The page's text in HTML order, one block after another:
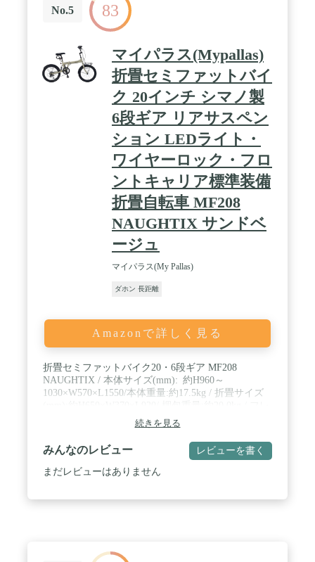
No.5 83
マイパラス(Mypallas)
折畳セミファットバイ
ク 20インチ シマノ製
6段ギア リアサスペン
ション LEDライト・
ワイヤーロック・フロ
ントキャリア標準装備
折畳自転車 MF208
NAUGHTIX サンドベ
ージュ
マイパラス(My Pallas)
ダホン 長距離
Amazonで詳しく見る
折畳セミファットバイク20・6段ギア MF208
NAUGHTIX / 本体サイズ(mm): 約H960～
1030×W570×L1550/本体重量:約17.5kg / 折畳サイズ
ームサイズ:310mm / サドル高さ:780～900mm / フレ
ーム:スチール / リム:アルミ / 前輪ブレーキ:キャリ
パーブレーキ / 後輪ブレーキ:バンドブレーキ / 備考:
変速シフター・ディレイラー:シマノ/ハンドル・バ
ー:BMXタイプハンドル/20×2.35タイヤ/折畳部二重
続きを見る
みんなのレビュー レビューを書く
まだレビューはありません